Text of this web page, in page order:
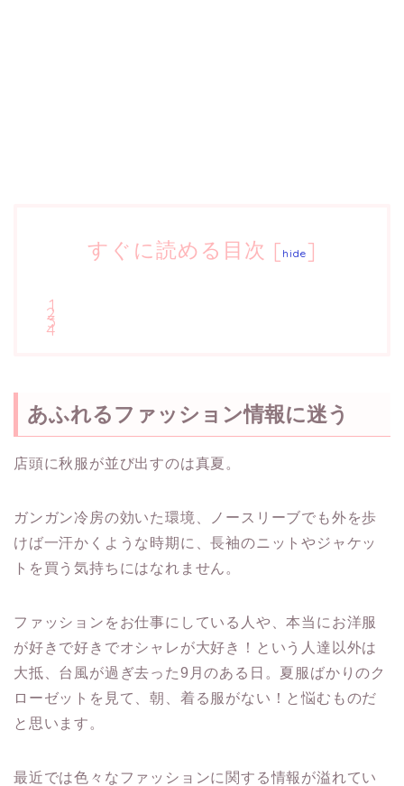
すぐに読める目次 [ hide ]
あふれるファッション情報に迷う
店頭に秋服が並び出すのは真夏。
ガンガン冷房の効いた環境、ノースリーブでも外を歩
けば一汗かくような時期に、長袖のニットやジャケッ
トを買う気持ちにはなれません。
ファッションをお仕事にしている人や、本当にお洋服
が好きで好きでオシャレが大好き！という人達以外は
大抵、台風が過ぎ去った9月のある日。夏服ばかりのク
ローゼットを見て、朝、着る服がない！と悩むものだ
と思います。
最近では色々なファッションに関する情報が溢れてい